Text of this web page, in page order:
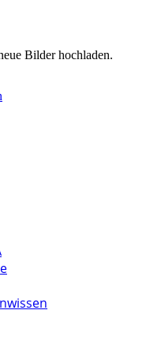
Bilder hochladen.